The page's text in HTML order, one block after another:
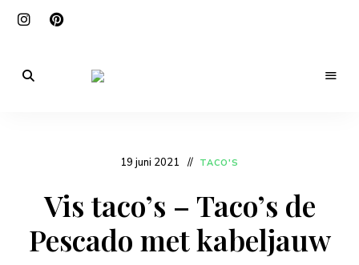
19 juni 2021 TACO'S
Vis taco’s – Taco’s de
Pescado met kabeljauw